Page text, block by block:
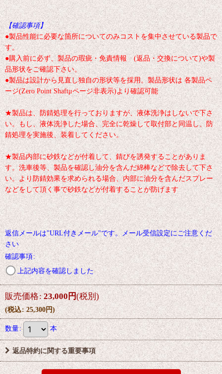
【確認事項】
●製品性能に必要な箇所についてのみコストを集中させている製品で
す。
●購入前に必ず、製品の瑕疵・免責情報 (返品・交換について)や製
品形状をご確認下さい。
●製品は設計から見直し独自の形状等を採用。製品形状は 各製品ペ
ージ(Zero Point Shaftμページ非表示)より確認可能
★製品は、防錆処理を行っておりますが、液体洗浄はしないで下さ
い。もし、液体洗浄した場合、完全に乾燥して取付部と同温し、防
錆処理を実施後、装着してください。
★製品内部に砂鉄などが付着して、錆びを誘発することがありま
す。洗車後等、製品を確認し油分を含んだ綿棒などで除去して下さ
い。より防錆効果を求められる場合、内部に油分を含んだスプレー
などをして頂く事で砂鉄などが付着することが防げます
返信メールは"URL付きメール"です。メール受信設定にご注意くだ
さい
確認事項:
上記内容を確認しました
販売価格: 23,000円(税別)
(税込: 25,300円)
数量: 本
返品特約に関する重要事項